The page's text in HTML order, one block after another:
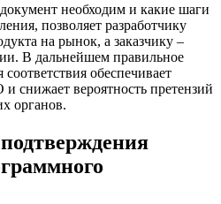
необходим и какие шаги
позволяет разработчику
на рынок, а заказчику –
В дальнейшем правильное
обеспечивает
снижает вероятность претензий
органов.